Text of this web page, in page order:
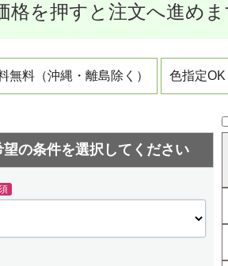
格を押すと注文へ進めま
無料（沖縄・離島除く） 色指定OK